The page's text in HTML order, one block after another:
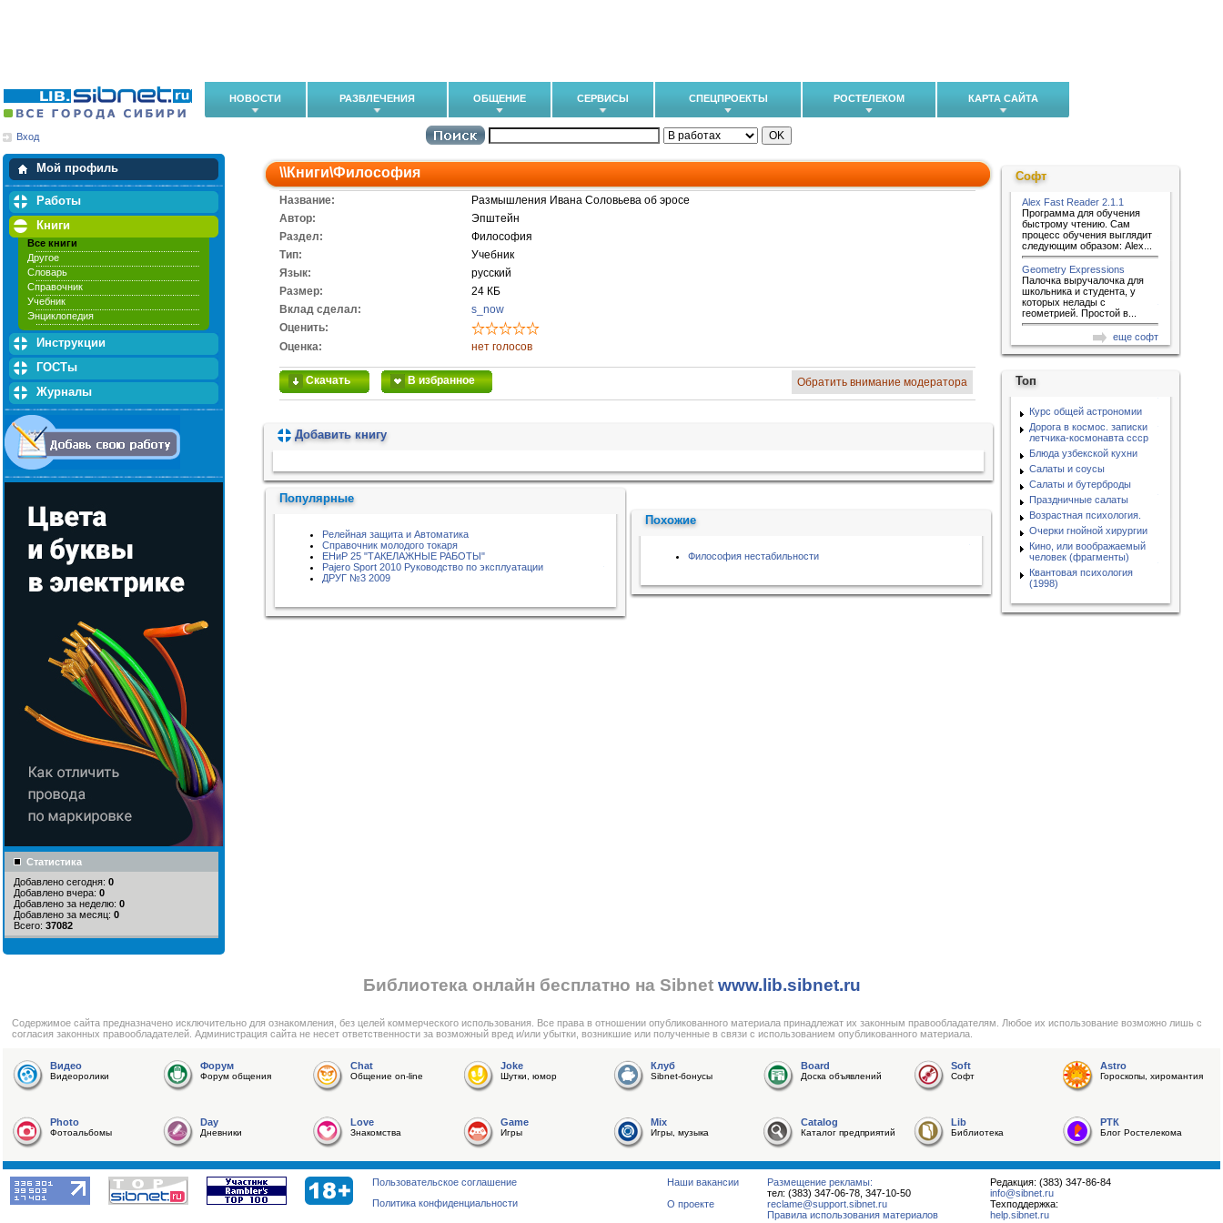
НОВОСТИ РАЗВЛЕЧЕНИЯ ОБЩЕНИЕ СЕРВИСЫ СПЕЦПРОЕКТЫ РОСТЕЛЕКОМ КАРТА САЙТА
Вход
Мой профиль
Мои закладки
Работы
Книги
Все книги
Другое
Словарь
Справочник
Учебник
Энциклопедия
Инструкции
ГОСТы
Журналы
Статистика
Добавлено сегодня: 0
Добавлено вчера: 0
Добавлено за неделю: 0
Добавлено за месяц: 0
Всего: 37082
\\Книги\Философия
Название:
Размышления Ивана Соловьева об эросе
Автор:
Эпштейн
Раздел:
Философия
Тип:
Учебник
Язык:
русский
Размер:
24 КБ
Вклад сделал:
s_now
Оценить:
Оценка:
нет голосов
Скачать В избранное Обратить внимание модератора
Добавить книгу
Популярные
Релейная защита и Автоматика
Справочник молодого токаря
ЕНиР 25 "ТАКЕЛАЖНЫЕ РАБОТЫ"
Pajero Sport 2010 Руководство по эксплуатации
ДРУГ №3 2009
Похожие
Философия нестабильности
Софт
Alex Fast Reader 2.1.1
Программа для обучения
быстрому чтению. Сам
процесс обучения выглядит
следующим образом: Alex...
Geometry Expressions
Палочка выручалочка для
школьника и студента, у
которых нелады с
геометрией. Простой в...
еще софт
Топ
Курс общей астрономии
Дорога в космос. записки
летчика-космонавта ссср
Блюда узбекской кухни
Салаты и соусы
Салаты и бутерброды
Праздничные салаты
Возрастная психология.
Очерки гнойной хирургии
Кино, или воображаемый
человек (фрагменты)
Квантовая психология
(1998)
Библиотека онлайн бесплатно на Sibnet www.lib.sibnet.ru
Cодержимое сайта предназначено исключительно для ознакомления, без целей коммерческого использования. Все права в отношении опубликованного материала принадлежат их законным правообладателям. Любое их использование возможно лишь с
согласия законных правообладателей. Администрация сайта не несет ответственности за возможный вред и/или убытки, возникшие или полученные в связи с использованием опубликованного материала.
Видео
Видеоролики
Форум
Форум общения
Chat
Общение on-line
Joke
Шутки, юмор
Клуб
Sibnet-бонусы
Board
Доска объявлений
Soft
Софт
Astro
Гороскопы, хиромантия
Photo
Фотоальбомы
Day
Дневники
Love
Знакомства
Game
Игры
Mix
Игры, музыка
Catalog
Каталог предприятий
Lib
Библиотека
РТК
Блог Ростелекома
Редакция: (383) 347-86-84
info@sibnet.ru
Техподдержка:
help.sibnet.ru
Размещение рекламы:
тел: (383) 347-06-78, 347-10-50
reclame@support.sibnet.ru
Правила использования материалов
Наши вакансии
О проекте
Пользовательское соглашение
Политика конфиденциальности